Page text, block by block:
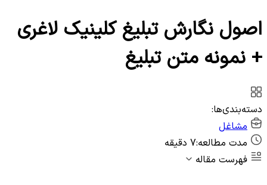
اصول نگارش تبلیغ کلینیک لاغری
+ نمونه متن تبلیغ
دسته‌بندی‌ها:
مشاغل
مدت مطالعه:7 دقیقه
فهرست مقاله